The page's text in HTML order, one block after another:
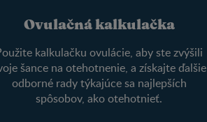
Ovulačná kalkulačka
kalkulačku ovulácie, aby ste zvýšili
šance na otehotnenie, a získajte ďalšie
odborné rady týkajúce sa najlepších
spôsobov, ako otehotnieť.